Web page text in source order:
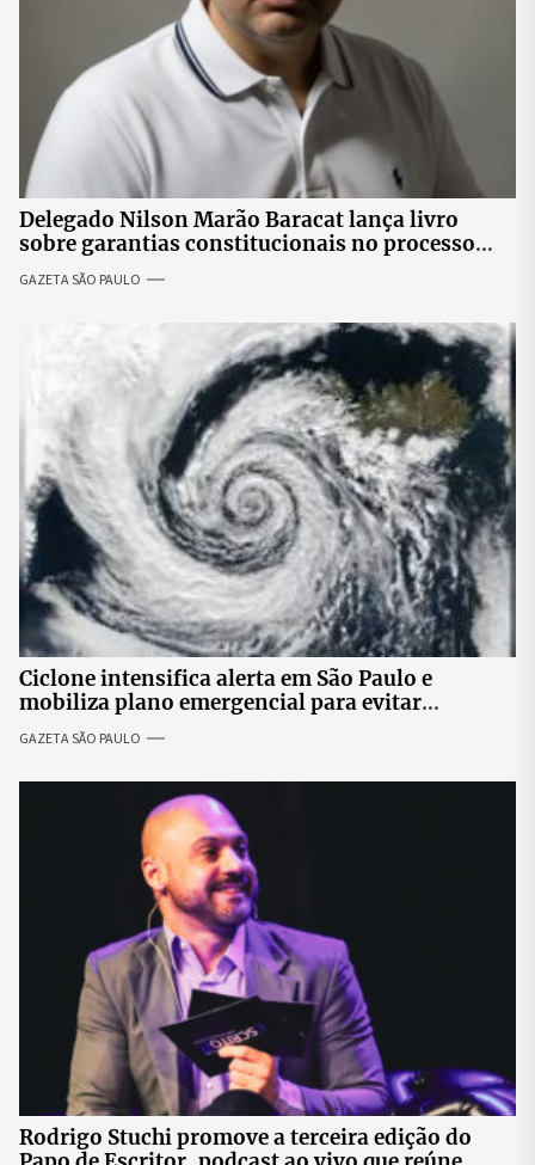
Delegado Nilson Marão Baracat lança livro
sobre garantias constitucionais no processo
penal brasileiro
GAZETA SÃO PAULO
Ciclone intensifica alerta em São Paulo e
mobiliza plano emergencial para evitar
impactos no fornecimento de energia
GAZETA SÃO PAULO
Rodrigo Stuchi promove a terceira edição do